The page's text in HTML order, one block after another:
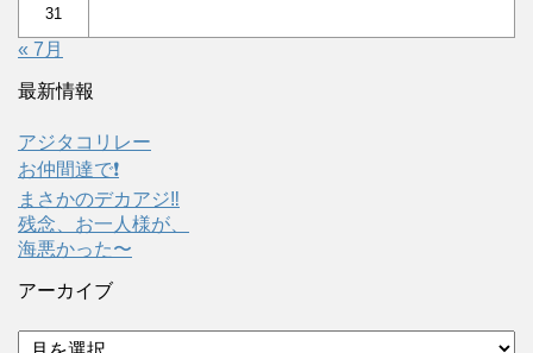
31
« 7月
最新情報
アジタコリレー
お仲間達で❗️
まさかのデカアジ‼️
残念、お一人様が、
海悪かった〜
アーカイブ
ア